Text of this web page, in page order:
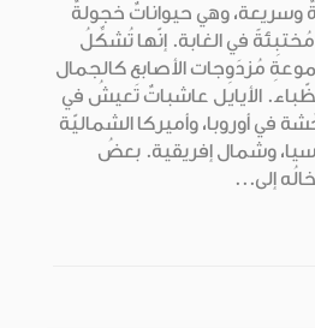
وسريعة، وهي حيواناتٌ خجولةٌ
في الغابة. إنّها تُشكِّلُ
مُزدَوِجات الأصابع كالجمال
الأيايل عاشباتٌ تَعيشُ في
في أوروبا، وأميركا الشماليّة
وشمال إفريقية. بعضُ
إلى...